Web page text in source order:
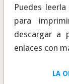
Puedes
para
descargar a
enlaces con
LA